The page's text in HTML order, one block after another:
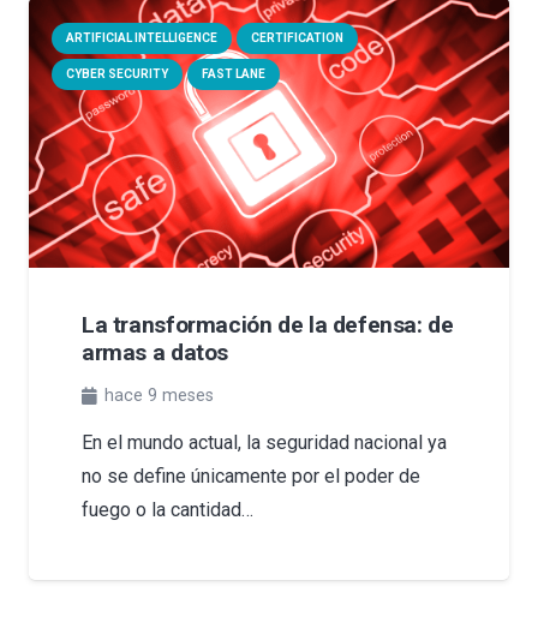
ARTIFICIAL INTELLIGENCE CERTIFICATION
CYBER SECURITY FAST LANE
La transformación de la defensa: de
armas a datos
hace 9 meses
En el mundo actual, la seguridad nacional ya
no se define únicamente por el poder de
fuego o la cantidad…